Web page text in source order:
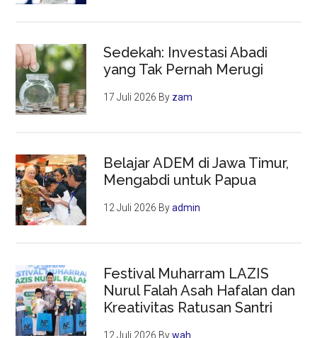
Sedekah: Investasi Abadi
yang Tak Pernah Merugi
17 Juli 2026 By zam
Belajar ADEM di Jawa Timur,
Mengabdi untuk Papua
12 Juli 2026 Byadmin
Festival Muharram LAZIS
Nurul Falah Asah Hafalan dan
Kreativitas Ratusan Santri
12 Juli 2026 Bywah